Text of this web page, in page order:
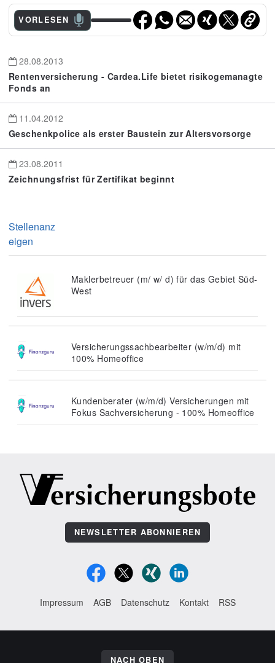
VORLESEN
28.08.2013
Rentenversicherung - Cardea.Life bietet risikogemanagte
Fonds an
11.04.2012
Geschenkpolice als erster Baustein zur Altersvorsorge
23.08.2011
Zeichnungsfrist für Zertifikat beginnt
Stellenanz
eigen
Maklerbetreuer (m/ w/ d) für das Gebiet Süd-
West
Versicherungssachbearbeiter (w/m/d) mit
100% Homeoffice
Kundenberater (w/m/d) Versicherungen mit
Fokus Sachversicherung - 100% Homeoffice
NEWSLETTER ABONNIEREN
Impressum AGB Datenschutz Kontakt RSS
NACH OBEN